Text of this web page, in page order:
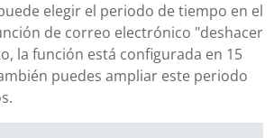
elegir el periodo de tiempo en el
de correo electrónico "deshacer
la función está configurada en 15
puedes ampliar este periodo